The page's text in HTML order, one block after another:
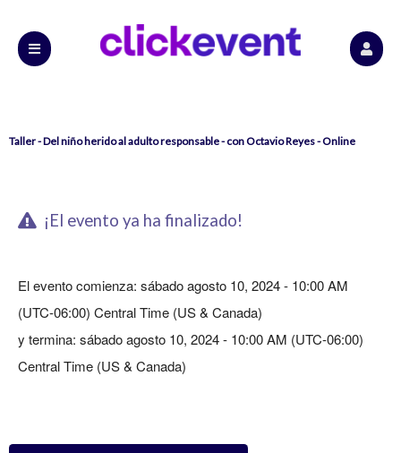
Taller - Del niño herido al adulto responsable - con Octavio Reyes - Online
¡El evento ya ha finalizado!
El evento comienza: sábado agosto 10, 2024 - 10:00 AM
(UTC-06:00) Central Time (US & Canada)
y termina: sábado agosto 10, 2024 - 10:00 AM (UTC-06:00)
Central Time (US & Canada)